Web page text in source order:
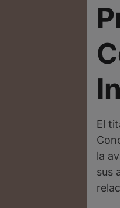
El
la
sus